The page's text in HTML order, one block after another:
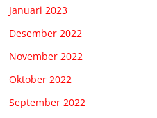
Januari 2023
Desember 2022
November 2022
Oktober 2022
September 2022